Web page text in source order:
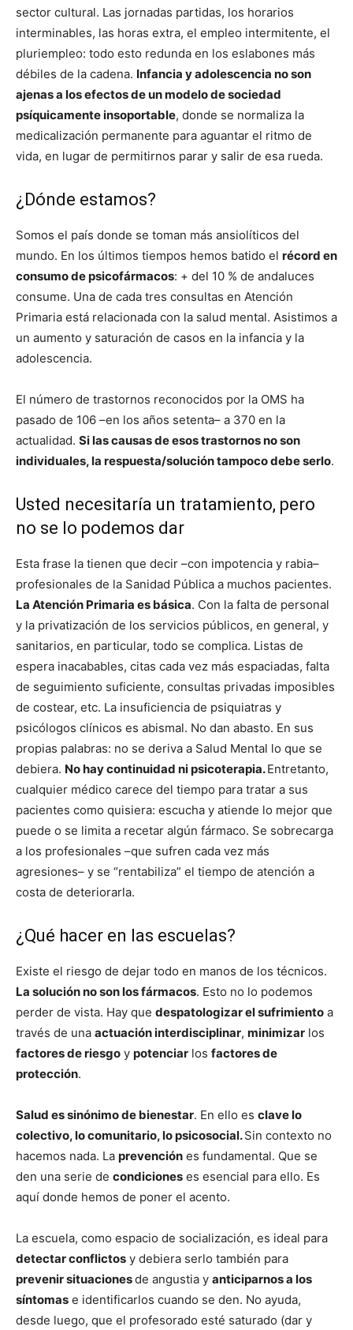
sector cultural. Las jornadas partidas, los horarios
interminables, las horas extra, el empleo intermitente, el
pluriempleo: todo esto redunda en los eslabones más
débiles de la cadena. Infancia y adolescencia no son
ajenas a los efectos de un modelo de sociedad
psíquicamente insoportable, donde se normaliza la
medicalización permanente para aguantar el ritmo de
vida, en lugar de permitirnos parar y salir de esa rueda.
¿Dónde estamos?
Somos el país donde se toman más ansiolíticos del
mundo. En los últimos tiempos hemos batido el récord en
consumo de psicofármacos: + del 10 % de andaluces
consume. Una de cada tres consultas en Atención
Primaria está relacionada con la salud mental. Asistimos a
un aumento y saturación de casos en la infancia y la
adolescencia.
El número de trastornos reconocidos por la OMS ha
pasado de 106 –en los años setenta– a 370 en la
actualidad. Si las causas de esos trastornos no son
individuales, la respuesta/solución tampoco debe serlo.
Usted necesitaría un tratamiento, pero
no se lo podemos dar
Esta frase la tienen que decir –con impotencia y rabia–
profesionales de la Sanidad Pública a muchos pacientes.
La Atención Primaria es básica. Con la falta de personal
y la privatización de los servicios públicos, en general, y
sanitarios, en particular, todo se complica. Listas de
espera inacabables, citas cada vez más espaciadas, falta
de seguimiento suficiente, consultas privadas imposibles
de costear, etc. La insuficiencia de psiquiatras y
psicólogos clínicos es abismal. No dan abasto. En sus
propias palabras: no se deriva a Salud Mental lo que se
debiera. No hay continuidad ni psicoterapia.Entretanto,
cualquier médico carece del tiempo para tratar a sus
pacientes como quisiera: escucha y atiende lo mejor que
puede o se limita a recetar algún fármaco. Se sobrecarga
a los profesionales –que sufren cada vez más
agresiones– y se “rentabiliza” el tiempo de atención a
costa de deteriorarla.
¿Qué hacer en las escuelas?
Existe el riesgo de dejar todo en manos de los técnicos.
La solución no son los fármacos. Esto no lo podemos
perder de vista. Hay que despatologizar el sufrimiento a
través de una actuación interdisciplinar, minimizar los
factores de riesgo y potenciar los factores de
protección.
Salud es sinónimo de bienestar. En ello es clave lo
colectivo, lo comunitario, lo psicosocial.Sin contexto no
hacemos nada. La prevención es fundamental. Que se
den una serie de condiciones es esencial para ello. Es
aquí donde hemos de poner el acento.
La escuela, como espacio de socialización, es ideal para
detectar conflictos y debiera serlo también para
prevenir situacionesde angustia y anticiparnos a los
síntomas e identificarlos cuando se den. No ayuda,
desde luego, que el profesorado esté saturado (dar y